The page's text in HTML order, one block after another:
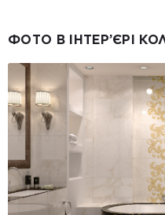
ФОТО В ІНТЕР’ЄРІ